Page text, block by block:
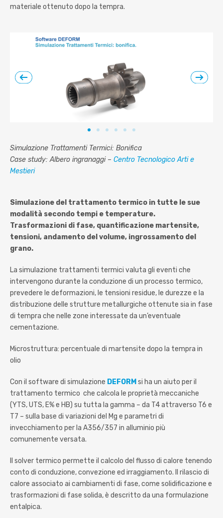
materiale ottenuto dopo la tempra.
Simulazione Trattamenti Termici: Bonifica
Case study: Albero ingranaggi – Centro Tecnologico Arti e
Mestieri
Simulazione del trattamento termico in tutte le sue
modalità secondo tempi e temperature.
Trasformazioni di fase, quantificazione martensite,
tensioni, andamento del volume, ingrossamento del
grano.
La simulazione trattamenti termici valuta gli eventi che
intervengono durante la conduzione di un processo termico,
prevedere le deformazioni, le tensioni residue, le durezze e la
distribuzione delle strutture metallurgiche ottenute sia in fase
di tempra che nelle zone interessate da un’eventuale
cementazione.
Microstruttura: percentuale di martensite dopo la tempra in
olio
Con il software di simulazione DEFORM si ha un aiuto per il
trattamento termico che calcola le proprietà meccaniche
(YTS, UTS, E% e HB) su tutta la gamma – da T4 attraverso T6 e
T7 – sulla base di variazioni del Mg e parametri di
invecchiamento per la A356/357 in alluminio più
comunemente versata.
Il solver termico permette il calcolo del flusso di calore tenendo
conto di conduzione, convezione ed irraggiamento. Il rilascio di
calore associato ai cambiamenti di fase, come solidificazione e
trasformazioni di fase solida, è descritto da una formulazione
entalpica.